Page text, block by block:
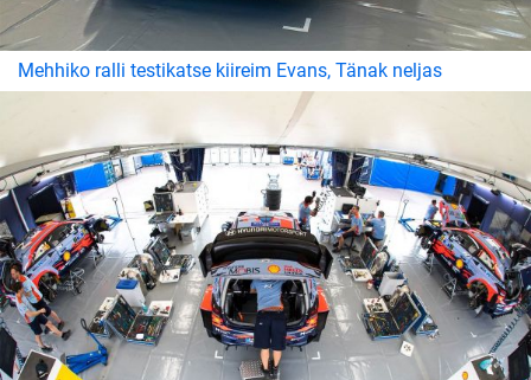
Mehhiko ralli testikatse kiireim Evans, Tänak neljas